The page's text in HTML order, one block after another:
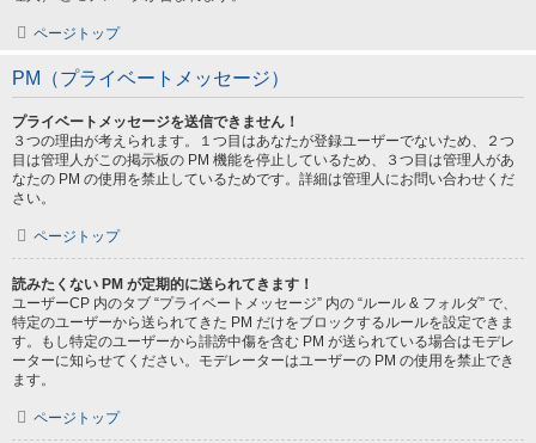
ページトップ
PM（プライベートメッセージ）
プライベートメッセージを送信できません！
３つの理由が考えられます。１つ目はあなたが登録ユーザーでないため、２つ
目は管理人がこの掲示板の PM 機能を停止しているため、３つ目は管理人があ
なたの PM の使用を禁止しているためです。詳細は管理人にお問い合わせくだ
さい。
ページトップ
読みたくない PM が定期的に送られてきます！
ユーザーCP 内のタブ “プライベートメッセージ” 内の “ルール & フォルダ” で、
特定のユーザーから送られてきた PM だけをブロックするルールを設定できま
す。もし特定のユーザーから誹謗中傷を含む PM が送られている場合はモデレ
ーターに知らせてください。モデレーターはユーザーの PM の使用を禁止でき
ます。
ページトップ